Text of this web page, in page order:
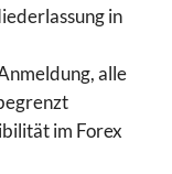
in
alle
im Forex